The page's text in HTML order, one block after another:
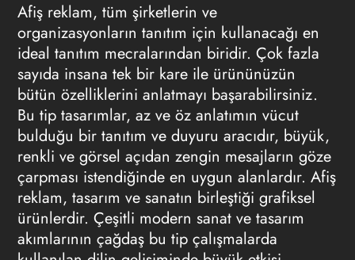
Afiş reklam, tüm şirketlerin ve
organizasyonların tanıtım için kullanacağı en
ideal tanıtım mecralarından biridir. Çok fazla
sayıda insana tek bir kare ile ürününüzün
bütün özelliklerini anlatmayı başarabilirsiniz.
Bu tip tasarımlar, az ve öz anlatımın vücut
bulduğu bir tanıtım ve duyuru aracıdır, büyük,
renkli ve görsel açıdan zengin mesajların göze
çarpması istendiğinde en uygun alanlardır. Afiş
reklam, tasarım ve sanatın birleştiği grafiksel
ürünlerdir. Çeşitli modern sanat ve tasarım
akımlarının çağdaş bu tip çalışmalarda